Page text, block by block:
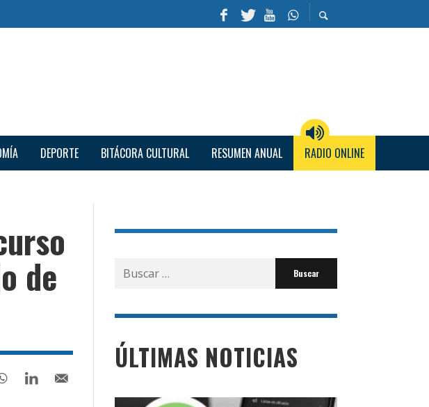
DEPORTE BITÁCORA CULTURAL RESUMEN ANUAL RADIO ONLINE
de
Buscar
por:
ÚLTIMAS NOTICIAS